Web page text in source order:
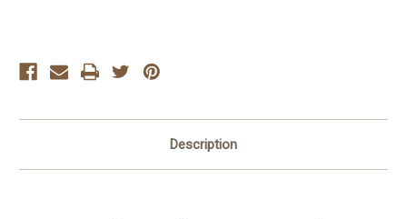
Description